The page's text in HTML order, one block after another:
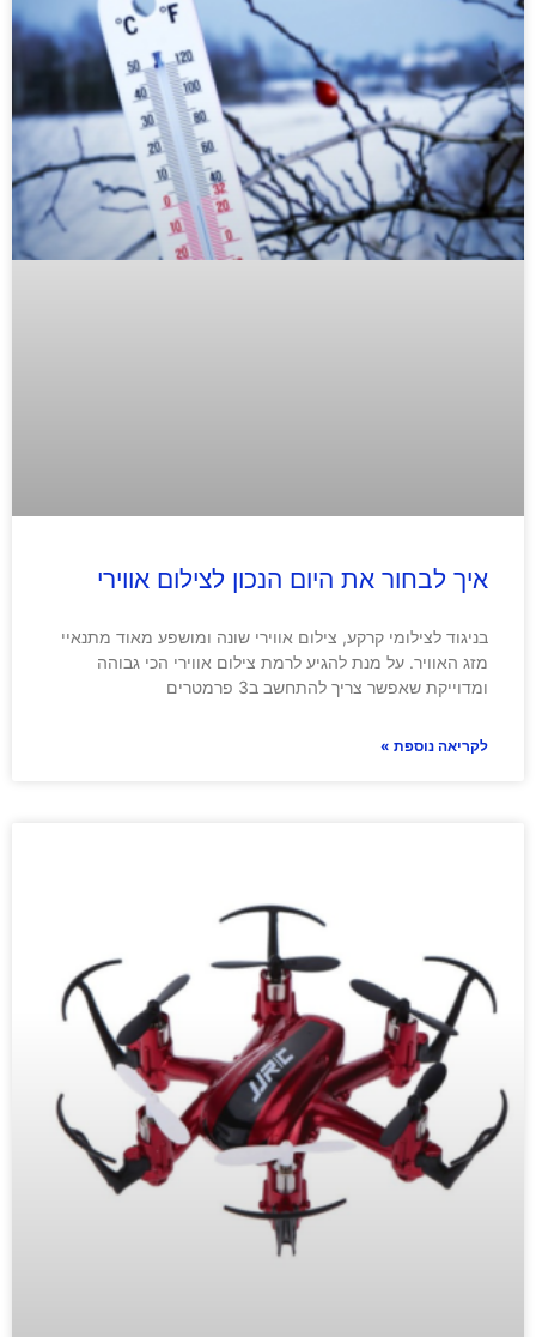
איך לבחור את היום הנכון לצילום אווירי
בניגוד לצילומי קרקע, צילום אווירי שונה ומושפע מאוד מתנאיי
מזג האוויר. על מנת להגיע לרמת צילום אווירי הכי גבוהה
ומדוייקת שאפשר צריך להתחשב ב3 פרמטרים
לקריאה נוספת »